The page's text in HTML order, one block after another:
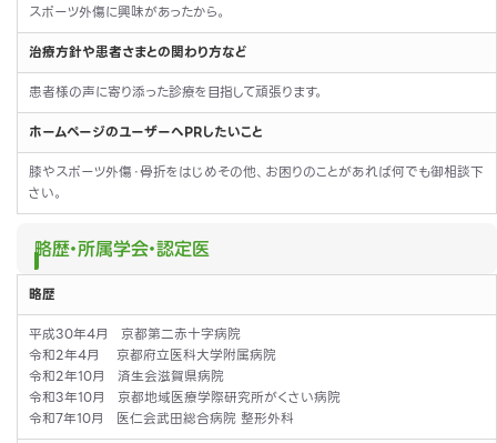
スポーツ外傷に興味があったから。
治療方針や患者さまとの関わり方など
患者様の声に寄り添った診療を目指して頑張ります。
ホームページのユーザーへPRしたいこと
膝やスポーツ外傷・骨折をはじめその他、お困りのことがあれば何でも御相談下
さい。
略歴・所属学会・認定医
略歴
平成30年4月 京都第二赤十字病院
令和2年4月 京都府立医科大学附属病院
令和2年10月 済生会滋賀県病院
令和3年10月 京都地域医療学際研究所がくさい病院
令和7年10月 医仁会武田総合病院 整形外科